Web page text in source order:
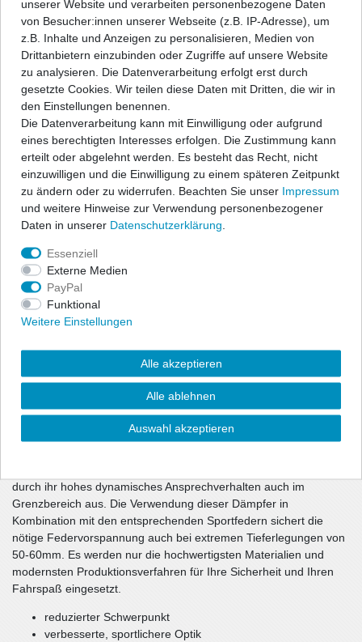
Angaben Produktsicherheit
ap Sportfahrwerke garantieren sportlichen Fahrspaß und
Sicherheit zu einem hervorragenden Preis-/Leistungsverhältnis.
Ein festes, fahrzeugspezifisches Dämpfersetup wird mit den
bewährten ap-Tieferlegungsfedern kombiniert zu einem
Komplettfahrwerk und erfüllt höchste Ansprüche.
Der Lieferumfang beschränkt sich auf die Federn und
Stoßdämpfer. Alle anderen Bauteile können vom vorhandenen
Serienfahrwerk übernommen werden, sofern sie nicht beschädigt
sind. Wir liefern diese Teile auf Anfrage auch gerne mit. In allen
Komplettfahrwerken werden die bewährten ap-Sportfedern in
progressiver Abstimmung sowie qualitativ hochwertige
Sportdämpfer eingesetzt. Die Nickbewegung beim Bremsen wird
stark reduziert und die Seitenneigungen bei Kurvenfahrten
wesentlich verbessert. Die abgestimmten Sportfahrwerke
übermitteln Ihnen eine direkte Rückmeldung des Fahrzustandes
Fahrdynamik. Freuen Sie sich über eine exzellente Straßenlage,
sportliche Optik und über eine gehörige Portion mehr Dynamik.
Die Dämpfercharakteristik und die Federrate wurden im
Fahrversuch wechselseitig optimiert. Die unmittelbar
ansprechenden Dämpfer haben gegenüber dem Serienfahrwerk
eine ca. 10-1getönt (durchsichtig) härtere Dämpfung und sorgen
durch ihr hohes dynamisches Ansprechverhalten auch im
Grenzbereich aus. Die Verwendung dieser Dämpfer in
Kombination mit den entsprechenden Sportfedern sichert die
nötige Federvorspannung auch bei extremen Tieferlegungen von
50-60mm. Es werden nur die hochwertigsten Materialien und
modernsten Produktionsverfahren für Ihre Sicherheit und Ihren
Fahrspaß eingesetzt.
reduzierter Schwerpunkt
verbesserte, sportlichere Optik
unserer Website und verarbeiten personenbezogene Daten
von Besucher:innen unserer Webseite (z.B. IP-Adresse), um
z.B. Inhalte und Anzeigen zu personalisieren, Medien von
Drittanbietern einzubinden oder Zugriffe auf unsere Website
zu analysieren. Die Datenverarbeitung erfolgt erst durch
gesetzte Cookies. Wir teilen diese Daten mit Dritten, die wir in
den Einstellungen benennen.
Die Datenverarbeitung kann mit Einwilligung oder aufgrund
eines berechtigten Interesses erfolgen. Die Zustimmung kann
erteilt oder abgelehnt werden. Es besteht das Recht, nicht
einzuwilligen und die Einwilligung zu einem späteren Zeitpunkt
zu ändern oder zu widerrufen. Beachten Sie unser Impressum
und weitere Hinweise zur Verwendung personenbezogener
Daten in unserer Daten­schutz­erklärung
Essenziell
Externe Medien
PayPal
Funktional
Weitere Einstellungen
Alle akzeptieren
Alle ablehnen
Auswahl akzeptieren